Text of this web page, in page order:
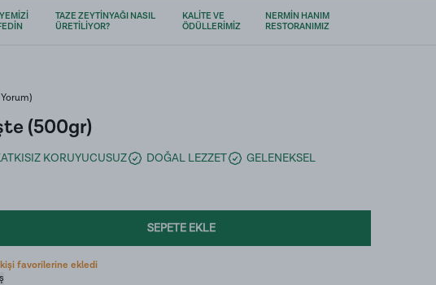
TAZE ZEYTİNYAĞI NASIL
ÜRETİLİYOR?
KALİTE VE
ÖDÜLLERİMİZ
NERMİN HANIM
RESTORANIMIZ
)
(500gr)
KORUYUCUSUZ DOĞAL LEZZET GELENEKSEL
SEPETE EKLE
favorilerine ekledi